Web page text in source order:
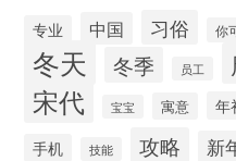
专业 中国 习俗 你
冬天 冬季 员工
宋代 宝宝 寓意 年
手机 技能 攻略 新